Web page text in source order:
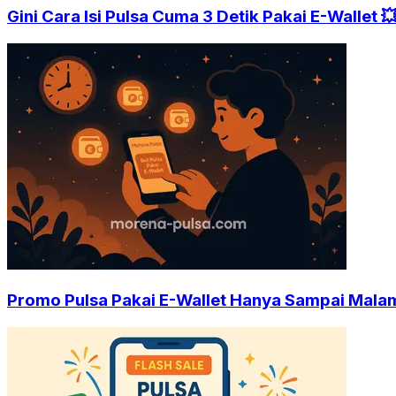
Gini Cara Isi Pulsa Cuma 3 Detik Pakai E-Wallet
Promo Pulsa Pakai E-Wallet Hanya Sampai